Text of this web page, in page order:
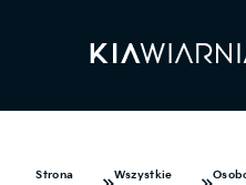
Strona
Wszystkie